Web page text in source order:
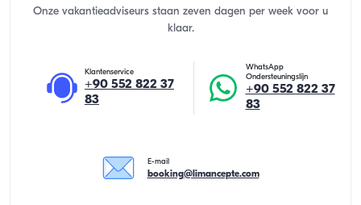
Onze vakantieadviseurs staan zeven dagen per week voor u
klaar.
Klantenservice
+90 552 822 37
83
WhatsApp
Ondersteuningslijn
+90 552 822 37
83
E-mail
booking@limancepte.com